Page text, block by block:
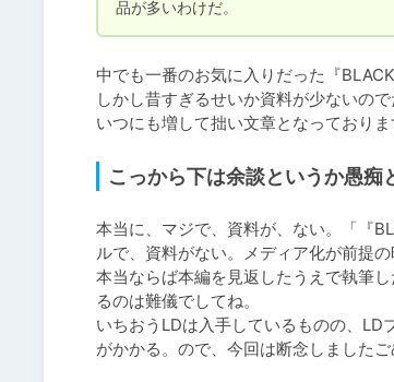
品が多いわけだ。
中でも一番のお気に入りだった『
しかし昔すぎるせいか資料が少ないの
いつにも増して拙い文章となっておりま
こっから下は余談というか愚痴
本当に、マジで、資料が、ない。「『
ルで、資料がない。メディア化が前提
本当ならば本編を見返したうえで執筆
るのは難儀でしてね。
いちおうLDは入手しているものの、LD
がかかる。ので、今回は断念しましたご